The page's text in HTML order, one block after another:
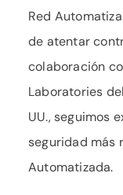
Red
de atentar
colaboración
Laboratories
UU., seguimos
seguridad más
Automatizada.